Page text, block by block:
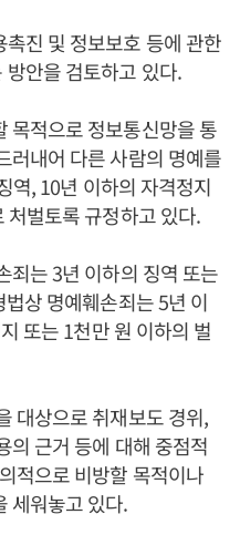
진 및 정보보호 등에 관한
안을 검토하고 있다.
목적으로 정보통신망을 통
러내어 다른 사람의 명예를
역, 10년 이하의 자격정지
벌토록 규정하고 있다.
죄는 3년 이하의 징역 또는
상 명예훼손죄는 5년 이
또는 1천만 원 이하의 벌
대상으로 취재보도 경위,
의 근거 등에 대해 중점적
적으로 비방할 목적이나
세워놓고 있다.